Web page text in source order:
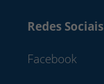
Redes Sociais
Facebook